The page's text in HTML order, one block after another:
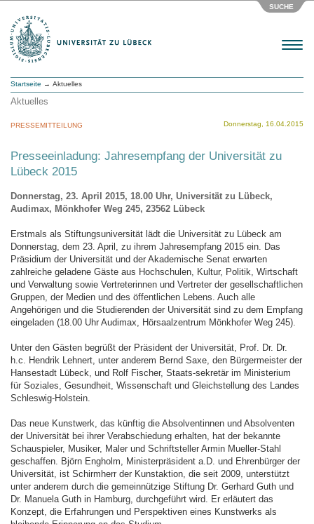
SUCHE
Menu
Startseite → Aktuelles
Aktuelles
Donnerstag, 16.04.2015
PRESSEMITTEILUNG
Presseeinladung: Jahresempfang der Universität zu
Lübeck 2015
Donnerstag, 23. April 2015, 18.00 Uhr, Universität zu Lübeck,
Audimax, Mönkhofer Weg 245, 23562 Lübeck
Erstmals als Stiftungsuniversität lädt die Universität zu Lübeck am
Donnerstag, dem 23. April, zu ihrem Jahresempfang 2015 ein. Das
Präsidium der Universität und der Akademische Senat erwarten
zahlreiche geladene Gäste aus Hochschulen, Kultur, Politik, Wirtschaft
und Verwaltung sowie Vertreterinnen und Vertreter der gesellschaftlichen
Gruppen, der Medien und des öffentlichen Lebens. Auch alle
Angehörigen und die Studierenden der Universität sind zu dem Empfang
eingeladen (18.00 Uhr Audimax, Hörsaalzentrum Mönkhofer Weg 245).
Unter den Gästen begrüßt der Präsident der Universität, Prof. Dr. Dr.
h.c. Hendrik Lehnert, unter anderem Bernd Saxe, den Bürgermeister der
Hansestadt Lübeck, und Rolf Fischer, Staats-sekretär im Ministerium
für Soziales, Gesundheit, Wissenschaft und Gleichstellung des Landes
Schleswig-Holstein.
Das neue Kunstwerk, das künftig die Absolventinnen und Absolventen
der Universität bei ihrer Verabschiedung erhalten, hat der bekannte
Schauspieler, Musiker, Maler und Schriftsteller Armin Mueller-Stahl
geschaffen. Björn Engholm, Ministerpräsident a.D. und Ehrenbürger der
Universität, ist Schirmherr der Kunstaktion, die seit 2009, unterstützt
unter anderem durch die gemeinnützige Stiftung Dr. Gerhard Guth und
Dr. Manuela Guth in Hamburg, durchgeführt wird. Er erläutert das
Konzept, die Erfahrungen und Perspektiven eines Kunstwerks als